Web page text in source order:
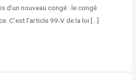
d’un nouveau congé : le congé
C’est l’article 99-V de la loi […]